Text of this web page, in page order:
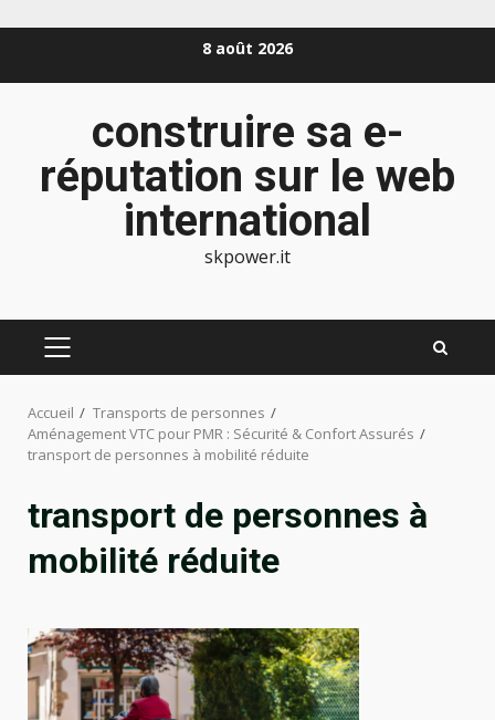
8 août 2026
construire sa e-
réputation sur le web
international
skpower.it
MENU
Accueil
Transports de personnes
Aménagement VTC pour PMR : Sécurité & Confort Assurés
transport de personnes à mobilité réduite
transport de personnes à
mobilité réduite